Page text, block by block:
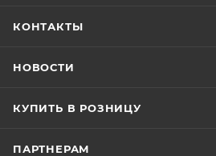
КОНТАКТЫ
НОВОСТИ
КУПИТЬ В РОЗНИЦУ
ПАРТНЕРАМ